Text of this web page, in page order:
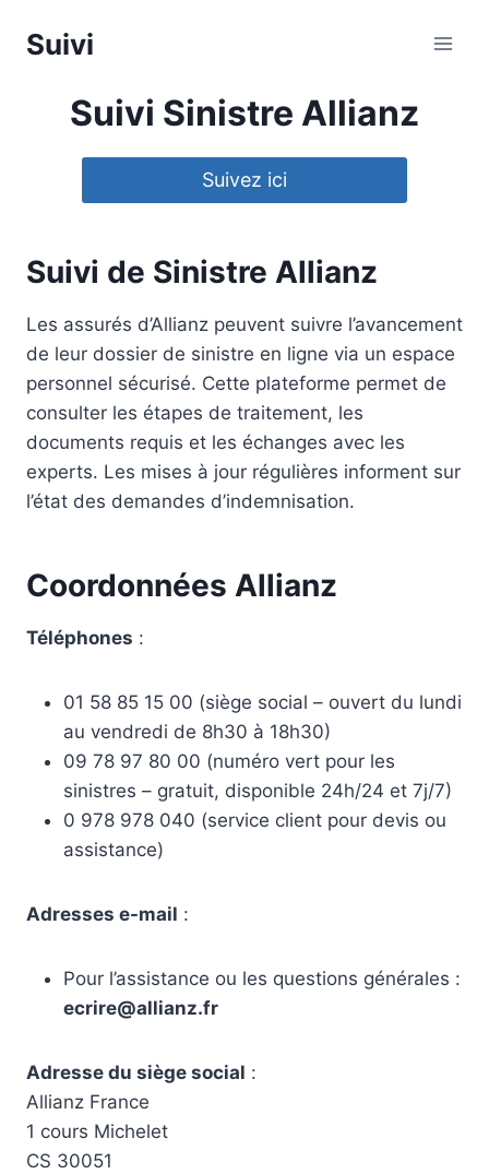
Suivi
Suivi Sinistre Allianz
Suivez ici
Suivi de Sinistre Allianz
Les assurés d’Allianz peuvent suivre l’avancement
de leur dossier de sinistre en ligne via un espace
personnel sécurisé. Cette plateforme permet de
consulter les étapes de traitement, les
documents requis et les échanges avec les
experts. Les mises à jour régulières informent sur
l’état des demandes d’indemnisation.
Coordonnées Allianz
Téléphones :
01 58 85 15 00 (siège social – ouvert du lundi
au vendredi de 8h30 à 18h30)
09 78 97 80 00 (numéro vert pour les
sinistres – gratuit, disponible 24h/24 et 7j/7)
0 978 978 040 (service client pour devis ou
assistance)
Adresses e-mail :
Pour l’assistance ou les questions générales :
ecrire@allianz.fr
Adresse du siège social :
Allianz France
1 cours Michelet
CS 30051